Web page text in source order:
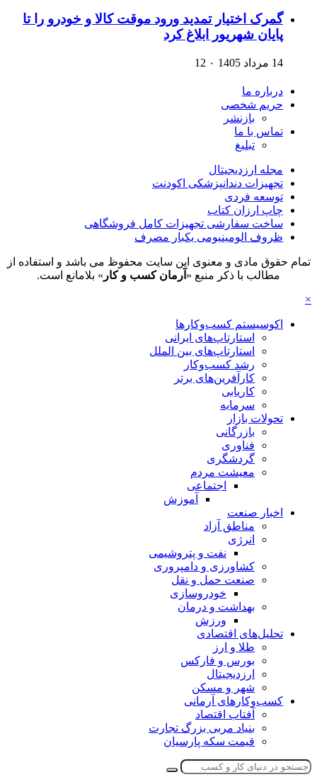
گمرک اختیار تمدید ورود موقت کالا و خودرو را تا
پایان شهریور ابلاغ کرد
14 مرداد 1405 ۰ 12
درباره ما
حریم شخصی
بازنشر
تماس با ما
تبلیغ
مجله ارزدیجیتال
تجهیزات دندانپزشکی اکودنت
توسعه فردی
چاپ ارزان کتاب
ساخت سفارشی تجهیزات کامل فروشگاهی
ظروف الومینیومی یکبار مصرف
تمام حقوق مادی و معنوی این سایت محفوظ می باشد و استفاده از
مطالب با ذکر منبع « آرمان کسب و کار » بلامانع است.
×
اکوسیستم کسب‌وکارها
استارتاپ‌های ایرانی
استارتاپ‌های بین الملل
رشد کسب‌وکار
کارآفرین‌های برتر
کاریابی
سرمایه
تحولات بازار
بازرگانی
فناوری
گردشگری
معیشت مردم
اجتماعی
آموزش
اخبار صنعت
مناطق آزاد
انرژی
نفت و پتروشیمی
کشاورزی و دامپروری
صنعت حمل و نقل
خودروسازی
بهداشت و درمان
ورزش
تحلیل‌های اقتصادی
طلا و ارز
بورس و فارکس
ارزدیجیتال
شهر و مسکن
کسب‌وکارهای آرمانی
آفتاب اقتصاد
بنیاد مربی بزرگ تجارت
قیمت سکه پارسیان